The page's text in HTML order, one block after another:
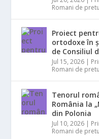
Romani de
Proiect
ortodoxe în
de Consiliul
Jul 15, 2026 |
Romani de
Tenorul
România la
din Polonia
Jul 10, 2026 |
Romani de